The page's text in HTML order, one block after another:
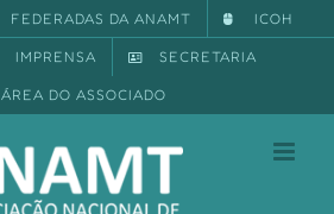
FEDERADAS DA ANAMT ICOH
IMPRENSA SECRETARIA
ÁREA DO ASSOCIADO